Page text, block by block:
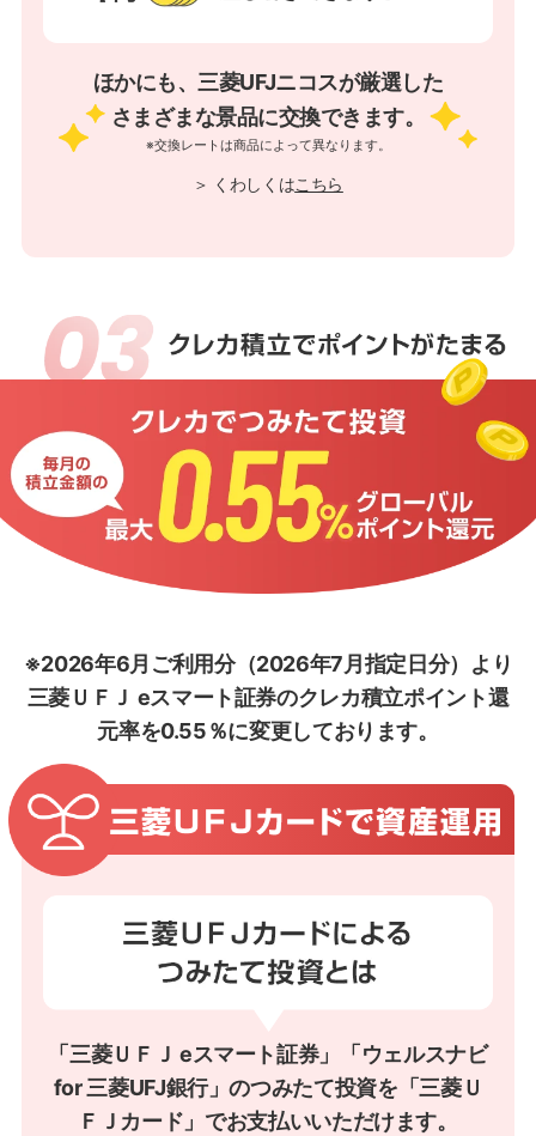
ほかにも、三菱UFJニコスが厳選した
さまざまな景品に交換できます。
※交換レートは商品によって異なります。
＞ くわしくはこちら
※2026年6月ご利用分（2026年7月指定日分）より
三菱ＵＦＪ eスマート証券のクレカ積立ポイント還
元率を0.55％に変更しております。
「三菱ＵＦＪ eスマート証券」「ウェルスナビ
for 三菱UFJ銀行」のつみたて投資を「三菱Ｕ
ＦＪカード」でお支払いいただけます。